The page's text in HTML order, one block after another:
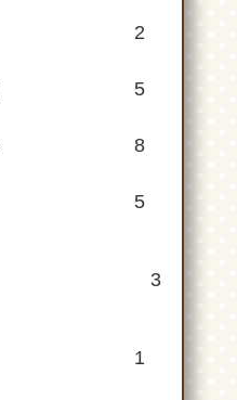
2
5
8
5
3
1